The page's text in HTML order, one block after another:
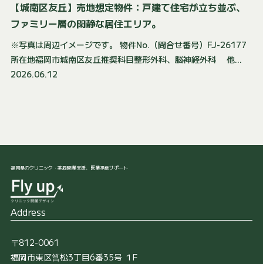
【城南区友丘】売地想定物件：戸建て住宅が立ち並ぶ、
ファミリー層の閑静な居住エリア。
※写真は周辺イメージです。 物件No.（問合せ番号）FJ-26177
所在地福岡市城南区友丘推奨科目整形外科、脳神経外科 他...
2026.06.12
福岡県のクリニック・薬局開業支援、医業承継サポート
Address
〒812-0061
福岡市東区筥松3丁目6番35号 １F